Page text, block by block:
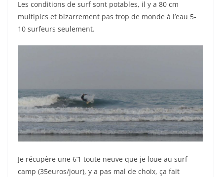
Les conditions de surf sont potables, il y a 80 cm
multipics et bizarrement pas trop de monde à l’eau 5-
10 surfeurs seulement.
Je récupère une 6’1 toute neuve que je loue au surf
camp (35euros/jour), y a pas mal de choix, ça fait